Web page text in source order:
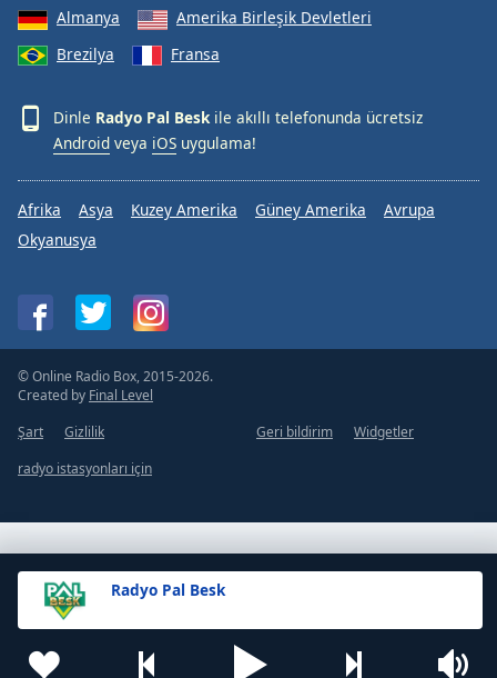
Radyo Pal Besk
Almanya
Amerika Birleşik Devletleri
Brezilya
Fransa
Dinle Radyo Pal Besk ile akıllı telefonunda ücretsiz
Android veya iOS uygulama!
Afrika Asya Kuzey Amerika Güney Amerika
Avrupa
Okyanusya
© Online Radio Box, 2015-2026.
Created by Final Level
Şart
Gizlilik Geri bildirim
Widgetler
radyo istasyonları için